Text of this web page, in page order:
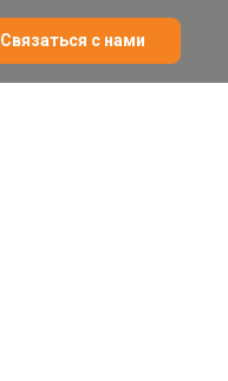
Связаться с нами